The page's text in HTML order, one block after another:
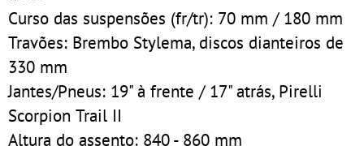
Curso das suspensões (fr/tr): 70 mm / 180 mm
Travões: Brembo Stylema, discos dianteiros de
330 mm
Jantes/Pneus: 19" à frente / 17" atrás, Pirelli
Scorpion Trail II
Altura do assento: 840 - 860 mm